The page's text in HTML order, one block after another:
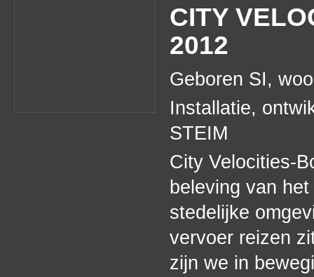
CITY
2012
Geboren SI,
Installatie,
STEIM
City Velocities-
beleving van
stedelijke
vervoer reizen
zijn we in